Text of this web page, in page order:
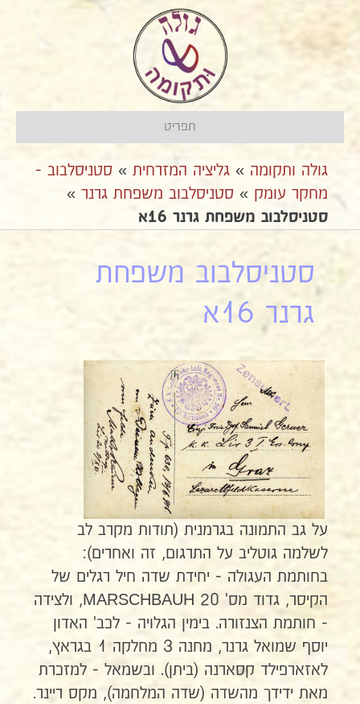
תפריט
גולה ותקומה » גליציה המזרחית » סטניסלבוב -
מחקר עומק » סטניסלבוב משפחת גרנר »
סטניסלבוב משפחת גרנר 16א
סטניסלבוב משפחת
גרנר 16א
על גב התמונה בגרמנית (תודות מקרב לב
לשלמה גוטליב על התרגום, זה ואחרים):
בחותמת העגולה - יחידת שדה חיל רגלים של
הקיסר, גדוד מס' 20 MARSCHBAUH, ולצידה
- חותמת הצנזורה. בימין הגלויה - לכב' האדון
יוסף שמואל גרנר, מחנה 3 מחלקה 1 בגראץ,
לאזארפילד קסארנה (ביתן). ובשמאל - למזכרת
מאת ידידך מהשדה (שדה המלחמה), מקס ריינר.